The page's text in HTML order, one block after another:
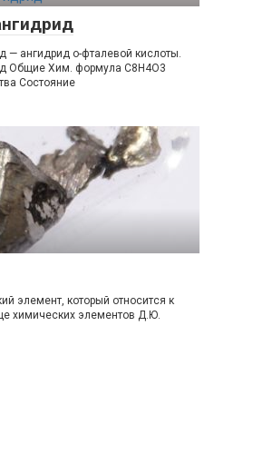
— ангидрид о-фталевой кислоты.
Общие Хим. формула С8H4O3
Состояние
элемент, который относится к
химических элементов Д.Ю.